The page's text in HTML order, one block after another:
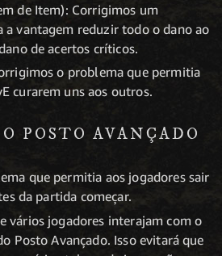
de Item): Corrigimos um
a vantagem reduzir todo o dano ao
de acertos críticos.
o problema que permitia
curarem uns aos outros.
POSTO AVANÇADO
que permitia aos jogadores sair
da partida começar.
vários jogadores interajam com o
Posto Avançado. Isso evitará que